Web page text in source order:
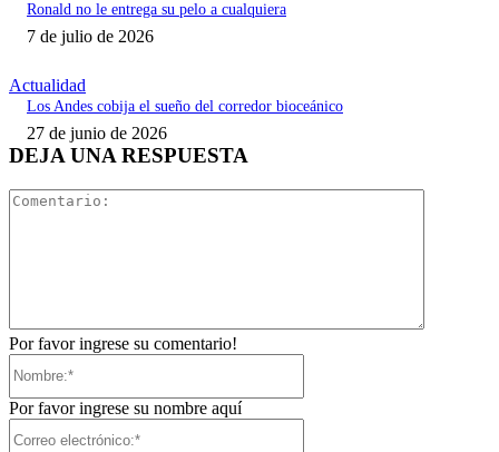
Ronald no le entrega su pelo a cualquiera
7 de julio de 2026
Actualidad
Los Andes cobija el sueño del corredor bioceánico
27 de junio de 2026
DEJA UNA RESPUESTA
Por favor ingrese su comentario!
Por favor ingrese su nombre aquí